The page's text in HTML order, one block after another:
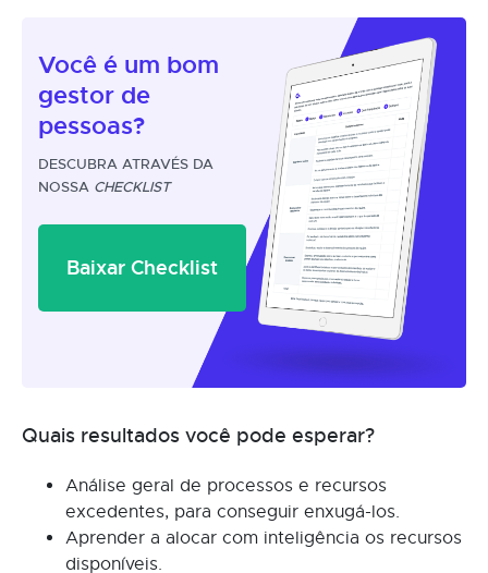
Você é um bom
gestor de
pessoas?
DESCUBRA ATRAVÉS DA
NOSSA CHECKLIST
Baixar Checklist
Quais resultados você pode esperar?
Análise geral de processos e recursos
excedentes, para conseguir enxugá-los.
Aprender a alocar com inteligência os recursos
disponíveis.